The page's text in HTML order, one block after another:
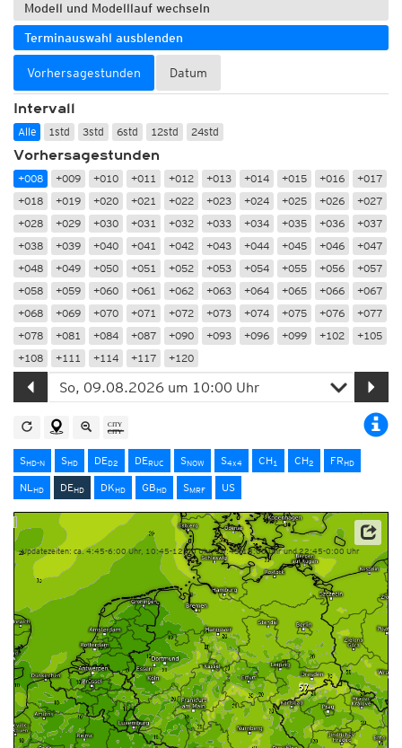
Modell und Modelllauf wechseln
Terminauswahl ausblenden
Vorhersagestunden Datum
Intervall
Alle 1std 3std 6std 12std 24std
Vorhersagestunden
+008 +009 +010 +011 +012 +013 +014 +015 +016
+017
+018
+019 +020 +021 +022 +023 +024 +025 +026
+027
+028
+029 +030 +031 +032 +033 +034 +035 +036
+037
+038
+039 +040 +041 +042 +043 +044 +045 +046
+047
+048
+049 +050 +051 +052 +053 +054 +055 +056
+057
+058
+059 +060 +061 +062 +063 +064 +065 +066
+067
+068
+069 +070 +071 +072 +073 +074 +075 +076
+077
+078
+081 +084 +087 +090 +093 +096 +099 +102
+105
+108
+111 +114 +117 +120
SHD-N SHD DED2 DERUC SNOW S4x4 CH1 CH2 FRHD
NLHD DEHD DKHD GBHD SMRF US
Updatezeiten: ca. 4:45-6:00 Uhr, 10:45-12:00 Uhr, 16:45-18:00 Uhr und 22:45-0:00 Uhr
Datenbasis: Deutscher Wetterdienst (DWD)